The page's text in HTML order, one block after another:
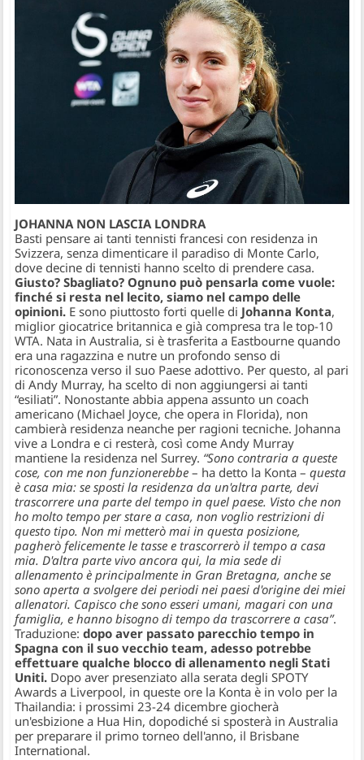
JOHANNA NON LASCIA LONDRA
Basti pensare ai tanti tennisti francesi con residenza in
Svizzera, senza dimenticare il paradiso di Monte Carlo,
dove decine di tennisti hanno scelto di prendere casa.
Giusto? Sbagliato? Ognuno può pensarla come vuole:
finché si resta nel lecito, siamo nel campo delle
opinioni. E sono piuttosto forti quelle di Johanna Konta,
miglior giocatrice britannica e già compresa tra le top-10
WTA. Nata in Australia, si è trasferita a Eastbourne quando
era una ragazzina e nutre un profondo senso di
riconoscenza verso il suo Paese adottivo. Per questo, al pari
di Andy Murray, ha scelto di non aggiungersi ai tanti
“esiliati”. Nonostante abbia appena assunto un coach
americano (Michael Joyce, che opera in Florida), non
cambierà residenza neanche per ragioni tecniche. Johanna
vive a Londra e ci resterà, così come Andy Murray
mantiene la residenza nel Surrey. “Sono contraria a queste
cose, con me non funzionerebbe – ha detto la Konta –questa
è casa mia: se sposti la residenza da un'altra parte, devi
trascorrere una parte del tempo in quel paese. Visto che non
ho molto tempo per stare a casa, non voglio restrizioni di
questo tipo. Non mi metterò mai in questa posizione,
pagherò felicemente le tasse e trascorrerò il tempo a casa
mia. D'altra parte vivo ancora qui, la mia sede di
allenamento è principalmente in Gran Bretagna, anche se
sono aperta a svolgere dei periodi nei paesi d'origine dei miei
allenatori. Capisco che sono esseri umani, magari con una
famiglia, e hanno bisogno di tempo da trascorrere a casa”.
Traduzione:dopo aver passato parecchio tempo in
Spagna con il suo vecchio team, adesso potrebbe
effettuare qualche blocco di allenamento negli Stati
Uniti. Dopo aver presenziato alla serata degli SPOTY
Awards a Liverpool, in queste ore la Konta è in volo per la
Thailandia: i prossimi 23-24 dicembre giocherà
un'esbizione a Hua Hin, dopodiché si sposterà in Australia
per preparare il primo torneo dell'anno, il Brisbane
International.